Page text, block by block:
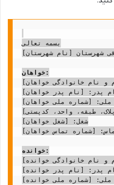
بسمه تعالی
شهرستان [نام شهرستان]
خواهان:
نام خانوادگی خواهان]
پدر: [نام پدر خواهان]
ملی: [شماره ملی خواهان]
طبقه، واحد، کدپستی]
شغل: [شغل خواهان]
[شماره تماس خواهان]
خوانده:
نام خانوادگی خوانده]
پدر: [نام پدر خوانده]
ملی: [شماره ملی خوانده]